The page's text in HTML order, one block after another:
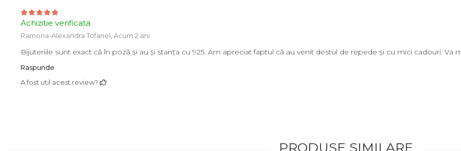
Achizitie verificata
Ramona-Alexandra Tofanel, Acum 2 ani
Bijuteriile sunt exact că în poză și au și stanța cu 925. Am apreciat faptul că au venit destul de repede și cu mici cadouri. Va
Raspunde
A fost util acest review?
PRODUSE SIMILARE